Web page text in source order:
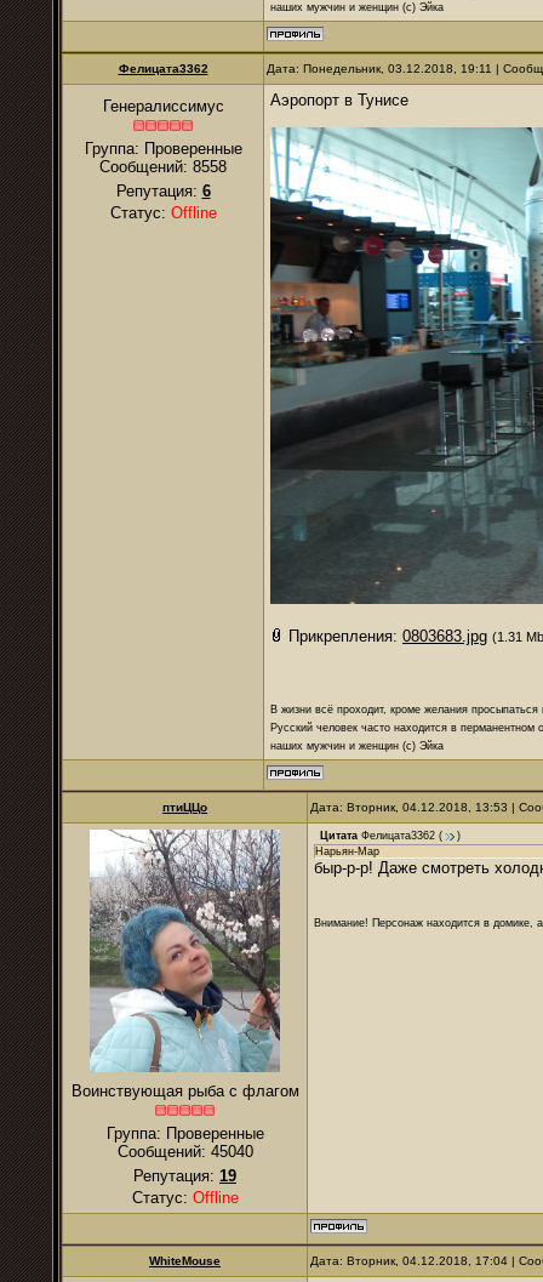
наших мужчин и женщин (с) Эйка
Фелицата3362 Дата: Понедельник, 03.12.2018, 19:11 |
Генералиссимус
Группа: Проверенные
Сообщений: 8558
Репутация: 6
Статус: Offline
Аэропорт в Тунисе
Прикрепления: 0803683.jpg (1.31
В жизни всё проходит, кроме желания просыпаться
Русский человек часто находится в
наших мужчин и женщин (с) Эйка
птиЦЦо Дата: Вторник, 04.12.2018, 13:53 |
Воинствующая рыба с флагом
Группа: Проверенные
Сообщений: 45040
Репутация: 19
Статус: Offline
Цитата Фелицата3362 (
)
Нарьян-Мар
быр-р-р! Даже смотреть
Внимание! Персонаж находится в домике,
WhiteMouse Дата: Вторник, 04.12.2018, 17:04 |